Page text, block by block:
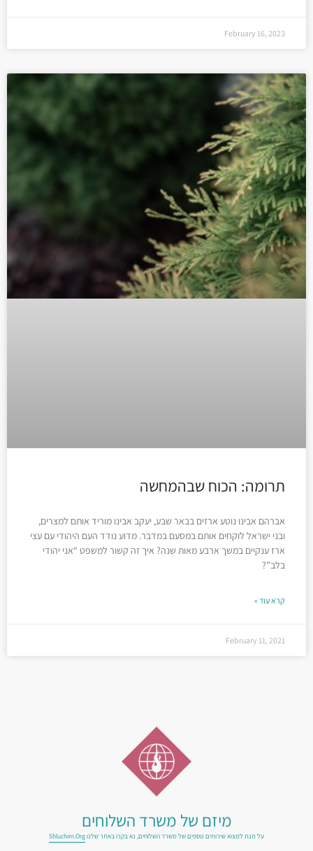
February 16, 2023
תרומה: הכוח שבהמחשה
אברהם אבינו נוטע ארזים בבאר שבע, יעקב אבינו מוריד אותם למצרים,
ובני ישראל לוקחים אותם במסעם במדבר. מדוע נודד העם היהודי עם עצי
ארז ענקיים במשך ארבע מאות שנה? איך זה קשור למשפט “אני יהודי
בלב”?
קרא עוד »
February 11, 2021
מיזם של משרד השלוחים
על מנת למצוא שירותים נוספים של משרד השלוחים, נא בקרו באתר שלנוShluchim.org